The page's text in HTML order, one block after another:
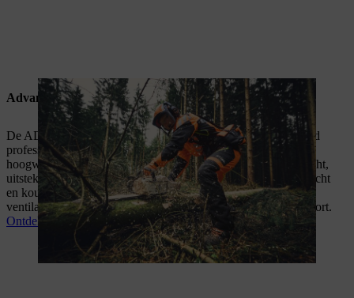
Advance
De ADVANCE veiligheidskledij is ontworpen voor veeleisend
professioneel gebruik. Ze zijn gemaakt van
hoogwaardige materialen die garant staan voor een laag gewicht,
uitstekende thermoactiviteit en optimale bescherming tegen vocht
en koude. De kleding is bovendien uitgerust met handige
ventilatieopeningen en slim geplaatste zakken voor extra comfort.
Ontdek de ADVANCE kleding